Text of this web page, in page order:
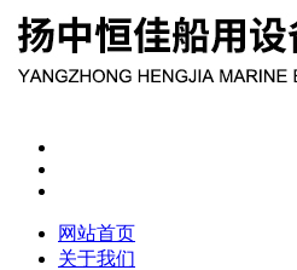
网站首页
关于我们